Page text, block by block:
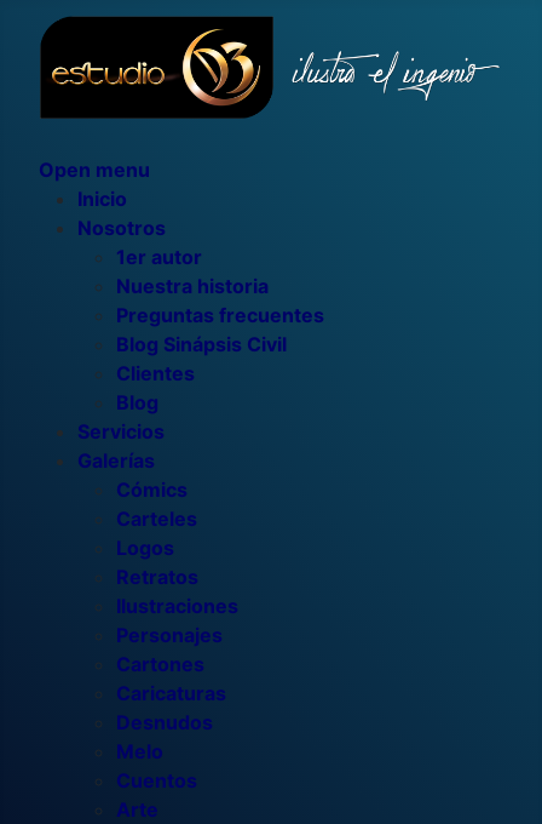
Open menu
Inicio
Nosotros
1er autor
Nuestra historia
Preguntas frecuentes
Blog Sinápsis Civil
Clientes
Blog
Servicios
Galerías
Cómics
Carteles
Logos
Retratos
Ilustraciones
Personajes
Cartones
Caricaturas
Desnudos
Melo
Cuentos
Arte